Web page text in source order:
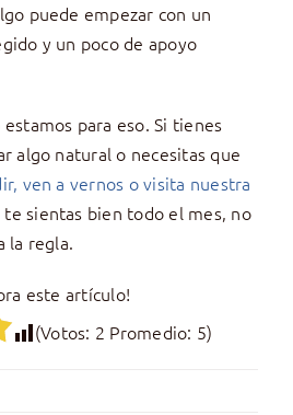
puede empezar con un
y un poco de apoyo
para eso. Si tienes
algo natural o necesitas que
ven a vernos o visita nuestra
te sientas bien todo el mes, no
la regla.
este artículo!
(Votos: 2 Promedio: 5)